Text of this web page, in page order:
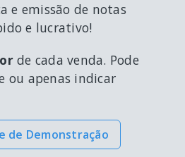
e emissão de notas
e lucrativo!
de cada venda. Pode
ou apenas indicar
de Demonstração